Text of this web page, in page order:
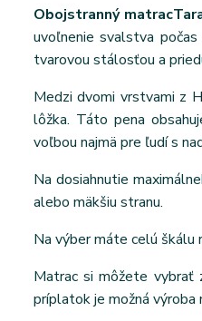
Obojstranný matrac
uvoľnenie svalstva
tvarovou stálosťou a
Medzi dvomi vrstvami z
lôžka. Táto pena
voľbou najmä pre ľudí s
Na dosiahnutie
alebo mäkšiu stranu.
Na výber máte celú škálu
Matrac si môžete vybrať
príplatok je možná výroba